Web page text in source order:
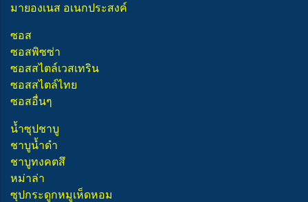
มายองเนส อเนกประสงค์
ซอส
ซอสพิซซ่า
ซอสสไตล์เวสเทริน
ซอสสไตล์ไทย
ซอสอื่นๆ
น้ำซุปชาบู
ชาบูน้ำดำ
ชาบูทงคตสึ
หม่าล่า
ซุปกระดูกหมูเห็ดหอม